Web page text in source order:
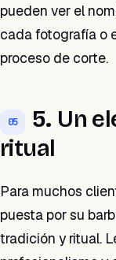
pueden ver el
cada fotografía o
proceso de corte.
05 5. Un
ritual
Para muchos
puesta por su
tradición y ritual.